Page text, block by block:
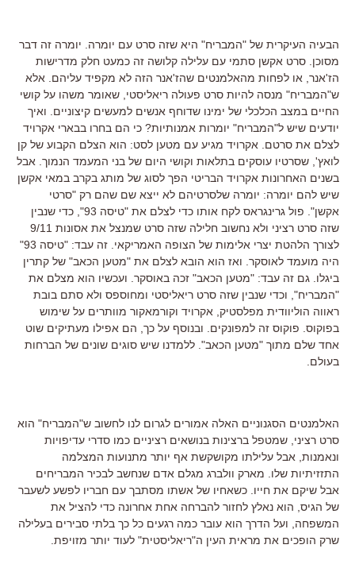
הבעיה העיקרית של "המבריח" היא שזה סרט עם יומרה. יומרה זה דבר
מסוכן. סרט אקשן סתמי עם עלילה קלושה זה כמעט חלק מדרישות
הז'אנר, או לפחות מהאלמנטים שהז'אנר הזה לא מקפיד עליהם. אלא
ש"המבריח" מנסה להיות סרט פעולה ריאליסטי, שאומר משהו על קושי
החיים במצב הכלכלי של ימינו שדוחף אנשים למעשים קיצוניים. ואיך
יודעים שיש ל"המבריח" יומרות אמנותיות? כי הם בחרו בבארי אקרויד
לצלם את סרטם. אקרויד מגיע עם מטען לסט: הוא הצלם הקבוע של קן
לואץ', שסרטיו עוסקים בתלאות וקושי היום של בני המעמד הנמוך. אבל
בשנים האחרונות אקרויד הבריטי הפך לסוג של מותג בקרב במאי אקשן
שיש להם יומרה: יומרה שלסרטיהם לא ייצא שם שהם רק "סרטי
אקשן". פול גרינגראס לקח אותו כדי לצלם את "טיסה 93", כדי שנבין
שזה סרט רציני ולא נחשוב חלילה שזה סרט שמנצל את אסונות 9/11
לצורך הלהטת יצרי אלימות של הצופה האמריקאי. זה עבד: "טיסה 93"
היה מועמד לאוסקר. ואז הוא הובא לצלם את "מטען הכאב" של קתרין
ביגלו. גם זה עבד: "מטען הכאב" זכה באוסקר. ועכשיו הוא מצלם את
"המבריח", וכדי שנבין שזה סרט ריאליסטי ומחוספס ולא סתם בובת
ראווה הוליוודית מפלסטיק, אקרויד וקורמאקור מוותרים על שימוש
בפוקוס. פוקוס זה למפונקים. ובנוסף על כך, הם אפילו מעתיקים שוט
אחד שלם מתוך "מטען הכאב". ללמדנו שיש סוגים שונים של הברחות
בעולם.
האלמנטים הסגנוניים האלה אמורים לגרום לנו לחשוב ש"המבריח" הוא
סרט רציני, שמטפל ברצינות בנושאים רציניים כמו סדרי עדיפויות
ונאמנות, אבל עלילתו מקושקשת אף יותר מתנועות המצלמה
התזזיתיות שלו. מארק וולברג מגלם אדם שנחשב לבכיר המבריחים
אבל שיקם את חייו. כשאחיו של אשתו מסתבך עם חבריו לפשע לשעבר
של הגיס, הוא נאלץ לחזור להברחה אחת אחרונה כדי להציל את
המשפחה, ועל הדרך הוא עובר כמה רגעים כל כך בלתי סבירים בעלילה
שרק הופכים את מראית העין ה"ריאליסטית" לעוד יותר מזויפת.